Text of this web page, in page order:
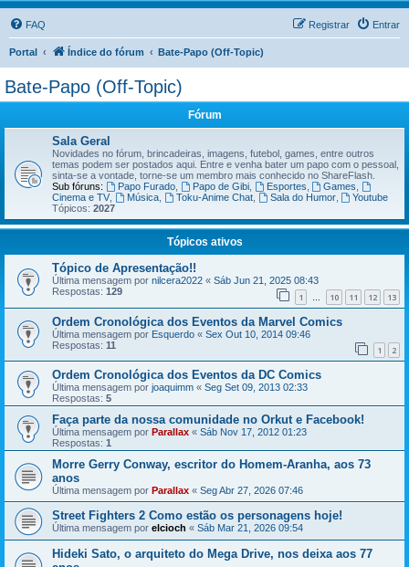
FAQ Entrar
Registrar
Portal Índice do fórum Bate-Papo (Off-Topic)
Bate-Papo (Off-Topic)
Fórum
Sala Geral
Novidades no fórum, brincadeiras, imagens, futebol, games, entre outros
temas podem ser postados aqui. Entre e venha bater um papo com o pessoal,
sinta-se a vontade, torne-se um membro mais conhecido no ShareFlash.
Sub fóruns:
Papo Furado, Papo de Gibi, Esportes Games
Cinema e TV, Música, Toku-Anime Chat, Sala do Humor,
Youtube
Tópicos: 2027
Tópicos ativos
Tópico de Apresentação!!
Última mensagem por nilcera2022 « Sáb Jun 21, 2025 08:43
Respostas: 129 1 … 10 11 12 13
Ordem Cronológica dos Eventos da Marvel Comics
Última mensagem por Esquerdo « Sex Out 10, 2014 09:46
Respostas: 11 1 2
Ordem Cronológica dos Eventos da DC Comics
Última mensagem por joaquimm « Seg Set 09, 2013 02:33
Respostas: 5
Faça parte da nossa comunidade no Orkut e Facebook!
Última mensagem por Parallax « Sáb Nov 17, 2012 01:23
Respostas: 1
Morre Gerry Conway, escritor do Homem-Aranha, aos 73
anos
Última mensagem por Parallax « Seg Abr 27, 2026 07:46
Street Fighters 2 Como estão os personagens hoje!
Última mensagem por elcioch « Sáb Mar 21, 2026 09:54
Hideki Sato, o arquiteto do Mega Drive, nos deixa aos 77